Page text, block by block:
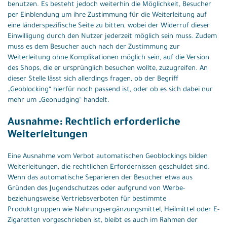
benutzen. Es besteht jedoch weiterhin die Möglichkeit, Besucher
per Einblendung um ihre Zustimmung für die Weiterleitung auf
eine länderspezifische Seite zu bitten, wobei der Widerruf dieser
Einwilligung durch den Nutzer jederzeit möglich sein muss. Zudem
muss es dem Besucher auch nach der Zustimmung zur
Weiterleitung ohne Komplikationen möglich sein, auf die Version
des Shops, die er ursprünglich besuchen wollte, zuzugreifen. An
dieser Stelle lässt sich allerdings fragen, ob der Begriff
„Geoblocking“ hierfür noch passend ist, oder ob es sich dabei nur
mehr um „Geonudging“ handelt.
Ausnahme: Rechtlich erforderliche
Weiterleitungen
Eine Ausnahme vom Verbot automatischen Geoblockings bilden
Weiterleitungen, die rechtlichen Erfordernissen geschuldet sind.
Wenn das automatische Separieren der Besucher etwa aus
Gründen des Jugendschutzes oder aufgrund von Werbe-
beziehungsweise Vertriebsverboten für bestimmte
Produktgruppen wie Nahrungsergänzungsmittel, Heilmittel oder E-
Zigaretten vorgeschrieben ist, bleibt es auch im Rahmen der